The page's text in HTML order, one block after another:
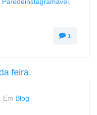
1
Em Blog